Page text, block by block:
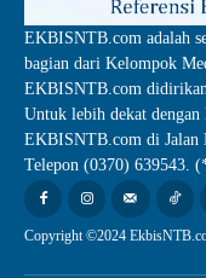
EKBISNTB.com adalah
bagian dari Kelompok
EKBISNTB.com didirikan
Untuk lebih dekat
EKBISNTB.com di Jalan
Telepon (0370) 639543.
Copyright ©2024